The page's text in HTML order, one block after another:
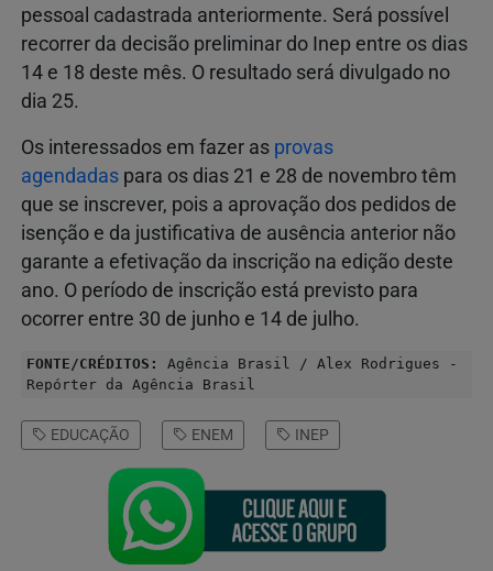
pessoal cadastrada anteriormente. Será possível
recorrer da decisão preliminar do Inep entre os dias
14 e 18 deste mês. O resultado será divulgado no
dia 25.
Os interessados em fazer as provas
agendadas para os dias 21 e 28 de novembro têm
que se inscrever, pois a aprovação dos pedidos de
isenção e da justificativa de ausência anterior não
garante a efetivação da inscrição na edição deste
ano. O período de inscrição está previsto para
ocorrer entre 30 de junho e 14 de julho.
FONTE/CRÉDITOS:
Agência Brasil / Alex Rodrigues -
Repórter da Agência Brasil
EDUCAÇÃO ENEM INEP